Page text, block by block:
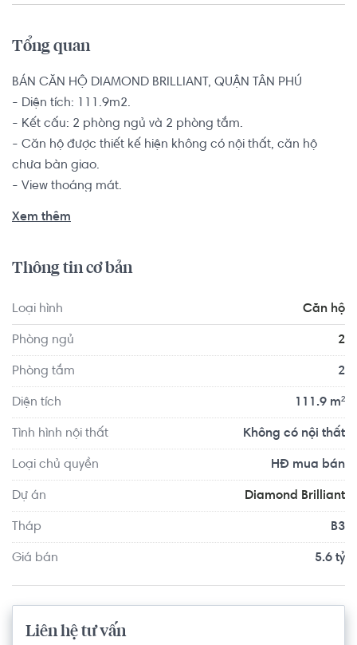
Tổng quan
BÁN CĂN HỘ DIAMOND BRILLIANT, QUẬN TÂN PHÚ
- Diện tích: 111.9m2.
- Kết cấu: 2 phòng ngủ và 2 phòng tắm.
- Căn hộ được thiết kế hiện không có nội thất, căn hộ
chưa bàn giao.
- View thoáng mát.
đông đúc này.
Dù sở hữu hệ thống tiện ích hoàn chỉnh nhưng không vì thế
mà Diamond Brilliant thiếu đi mảng xanh quý giá. Khi quỹ
tại Diamond Brilliant lại là một trải nghiệm hoàn toàn khác.
Bên cạnh đó, an cư tại Diamond Brilliant, bạn còn được
khu phức hợp thể thao, trường mầm non quốc tế Canada
Maple Bear, trường quốc tế liên cấp Á Châu, phòng khám
Xem thêm
Thông tin cơ bản
Loại hình Căn hộ
Phòng ngủ 2
Phòng tắm 2
Diện tích 111.9 m²
Tình hình nội thất Không có nội thất
Loại chủ quyền HĐ mua bán
Dự án Diamond Brilliant
Tháp B3
Giá bán 5.6 tỷ
Liên hệ tư vấn